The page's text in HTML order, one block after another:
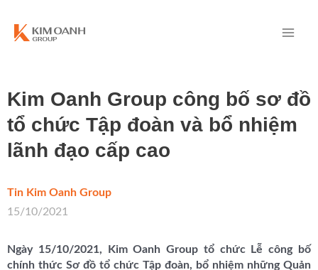
Kim Oanh Group công bố sơ đồ
tổ chức Tập đoàn và bổ nhiệm
lãnh đạo cấp cao
Tin Kim Oanh Group
15/10/2021
Ngày 15/10/2021, Kim Oanh Group tổ chức Lễ công bố
chính thức Sơ đồ tổ chức Tập đoàn, bổ nhiệm những Quản